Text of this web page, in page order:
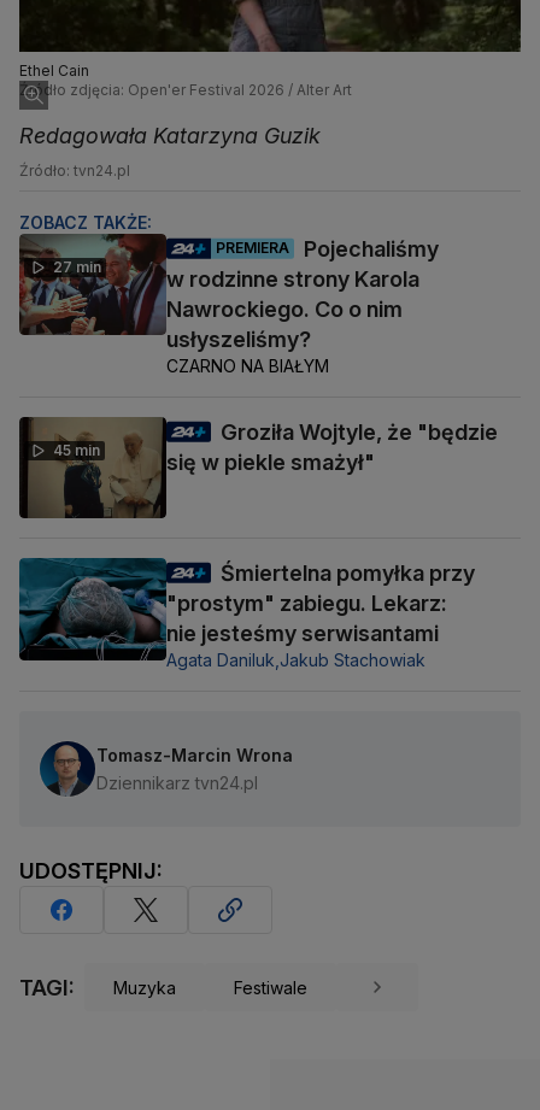
Ethel Cain
Źródło zdjęcia: Open'er Festival 2026 / Alter Art
Redagowała Katarzyna Guzik
Źródło: tvn24.pl
ZOBACZ TAKŻE:
27 min
PREMIERA
Pojechaliśmy
w rodzinne strony Karola
Nawrockiego. Co o nim
usłyszeliśmy?
CZARNO NA BIAŁYM
45 min
Groziła Wojtyle, że "będzie
się w piekle smażył"
Śmiertelna pomyłka przy
"prostym" zabiegu. Lekarz:
nie jesteśmy serwisantami
Agata Daniluk, Jakub Stachowiak
Tomasz-Marcin Wrona
Dziennikarz tvn24.pl
UDOSTĘPNIJ:
TAGI: Muzyka Festiwale